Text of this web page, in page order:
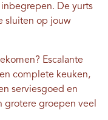
De yurts
sluiten op jouw
Escalante
complete keuken,
serviesgoed en
grotere groepen veel